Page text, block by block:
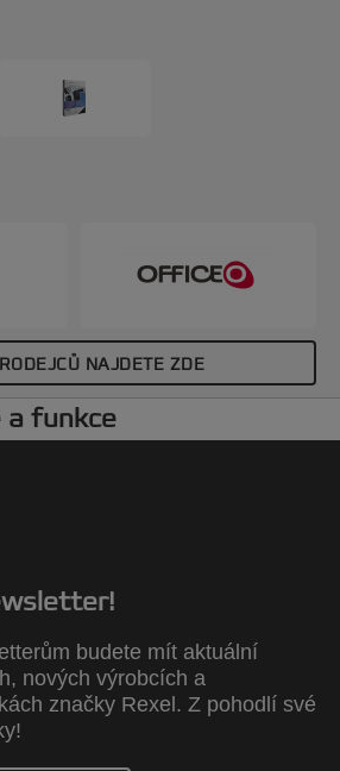
pískovou texturu a druhá
modrá. Tloušťka 300 mikronů.
100 kusů.
NAJDETE ZDE
a funkce
budete mít aktuální
nových výrobcích a
značky Rexel. Z pohodlí své